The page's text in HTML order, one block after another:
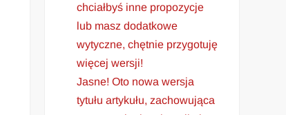
chciałbyś inne propozycje
lub masz dodatkowe
wytyczne, chętnie przygotuję
więcej wersji!
Jasne! Oto nowa wersja
tytułu artykułu, zachowująca